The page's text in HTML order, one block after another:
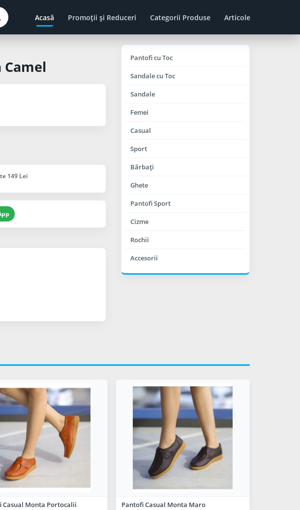
Acasă Promoţii şi Reduceri Categorii Produse Articole
Camel
149 Lei
Pantofi cu Toc
Sandale cu Toc
Sandale
Femei
Casual
Sport
Bărbaţi
Ghete
Pantofi Sport
Cizme
Rochii
Accesorii
Casual Monta Portocalii Pantofi Casual Monta Maro